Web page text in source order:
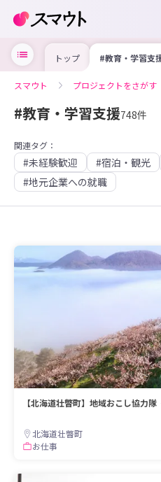
トップ #教育・学習支
スマウト プロジェクトをさがす
#教育・学習支援748件
関連タグ：
#未経験歓迎 #宿泊・観光
#地元企業への就職
【北海道壮瞥町】地域おこし協力
北海道壮瞥町
お仕事